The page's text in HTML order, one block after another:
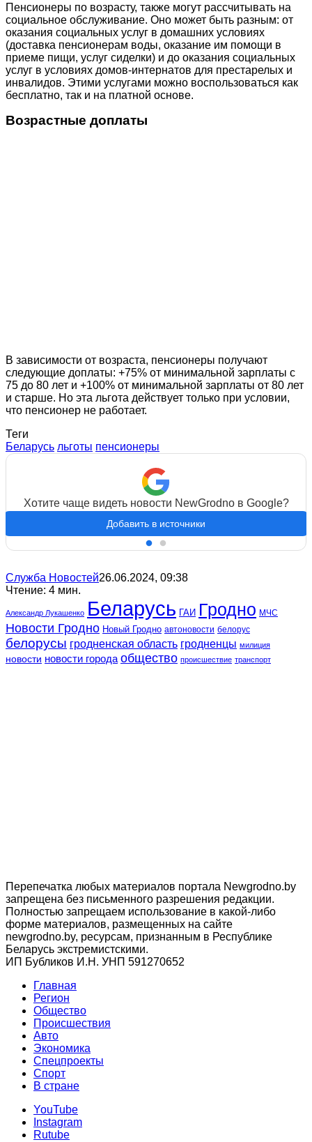
Пенсионеры по возрасту, также могут рассчитывать на
социальное обслуживание. Оно может быть разным: от
оказания социальных услуг в домашних условиях
(доставка пенсионерам воды, оказание им помощи в
приеме пищи, услуг сиделки) и до оказания социальных
услуг в условиях домов-интернатов для престарелых и
инвалидов. Этими услугами можно воспользоваться как
бесплатно, так и на платной основе.
Возрастные доплаты
В зависимости от возраста, пенсионеры получают
следующие доплаты: +75% от минимальной зарплаты с
75 до 80 лет и +100% от минимальной зарплаты от 80 лет
и старше. Но эта льгота действует только при условии,
что пенсионер не работает.
Теги
Беларусь льготы пенсионеры
Хотите чаще видеть новости NewGrodno в Google?
Добавить в источники
Служба Новостей26.06.2024, 09:38
Чтение: 4 мин.
Александр Лукашенко Беларусь ГАИ Гродно МЧС
Новости Гродно Новый Гродно автоновости белорус
белорусы гродненская область гродненцы милиция
новости новости города общество происшествие транспорт
Перепечатка любых материалов портала Newgrodno.by
запрещена без письменного разрешения редакции.
Полностью запрещаем использование в какой-либо
форме материалов, размещенных на сайте
newgrodno.by, ресурсам, признанным в Республике
Беларусь экстремистскими.
ИП Бубликов И.Н. УНП 591270652
Главная
Регион
Общество
Происшествия
Авто
Экономика
Спецпроекты
Cпорт
В стране
YouTube
Instagram
Rutube